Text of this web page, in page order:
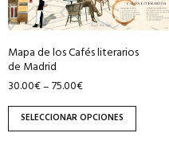
Mapa de los Cafés literarios
de Madrid
30.00€–75.00€
SELECCIONAR OPCIONES
se
pueden
elegir
en
página
de